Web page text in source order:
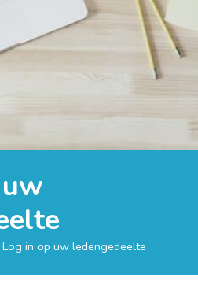
Log in op uw ledengedeelte